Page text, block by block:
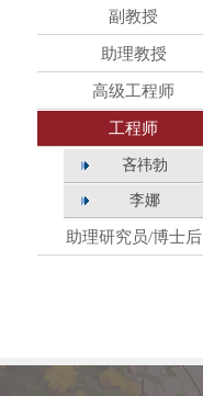
副教授
助理教授
高级工程师
工程师
吝祎勃
李娜
助理研究员/博士后